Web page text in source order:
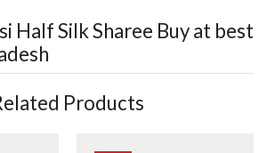
Half Silk Sharee Buy at best
Products